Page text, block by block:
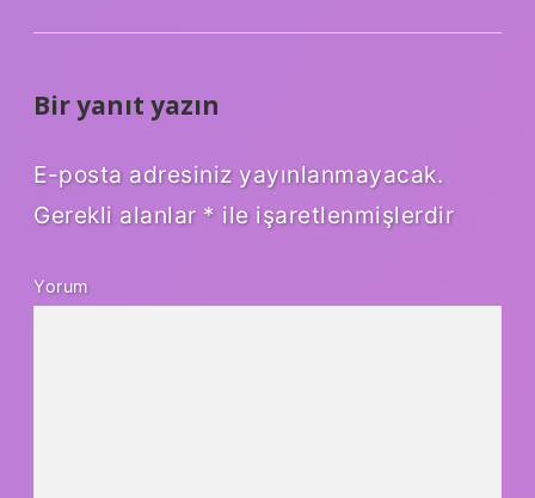
Bir yanıt yazın
E-posta adresiniz yayınlanmayacak.
Gerekli alanlar * ile işaretlenmişlerdir
Yorum